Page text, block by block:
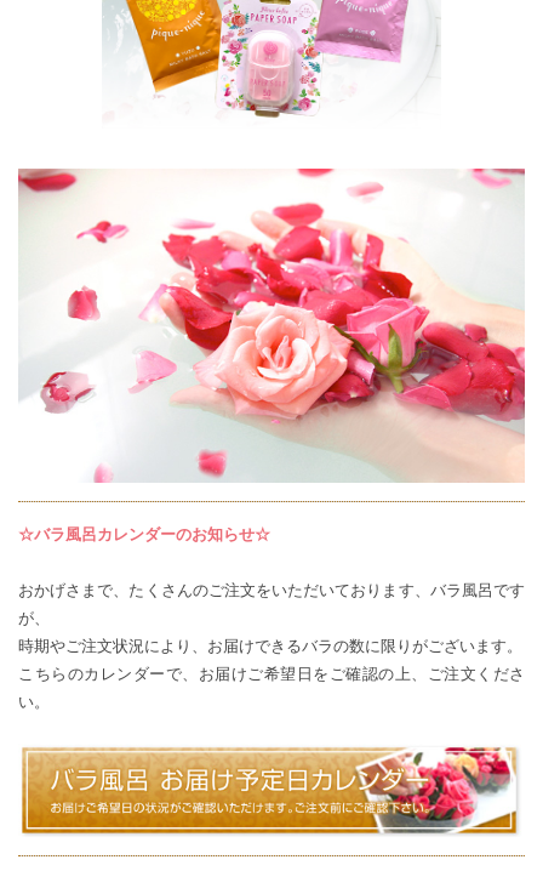
☆バラ風呂カレンダーのお知らせ☆
おかげさまで、たくさんのご注文をいただいております、バラ風呂です
が、
時期やご注文状況により、お届けできるバラの数に限りがございます。
こちらのカレンダーで、お届けご希望日をご確認の上、ご注文くださ
い。